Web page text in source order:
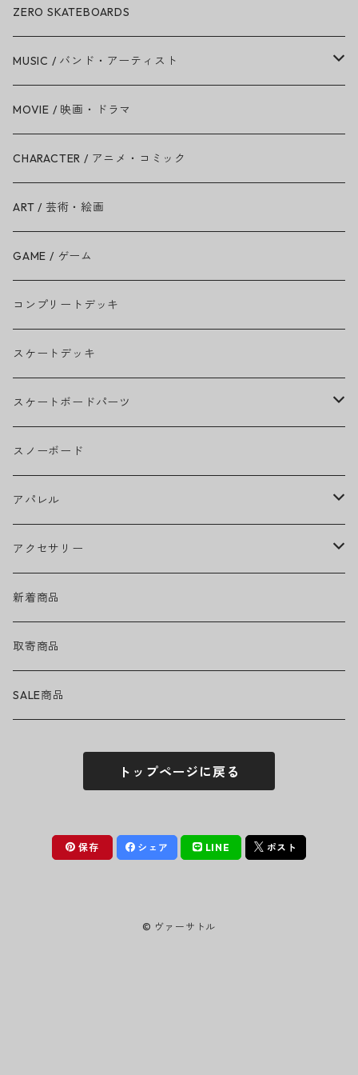
ZERO SKATEBOARDS
MUSIC / バンド・アーティスト
Amy Winehouse
Ariana Grande
BAD RELIGION
BEASTIE BOYS
THE BEATLES
BILLIE EILISH
BOB MARLEY
CAMILA CABELLO
Ed Sheeran
EMINEM
GREEN DAY
GUNS N' ROSES
LADY GAGA
MICHAEL JACKSON
MY CHEMICAL ROMANCE
MOVIE / 映画・ドラマ
CHARACTER / アニメ・コミック
ART / 芸術・絵画
GAME / ゲーム
コンプリートデッキ
スケートデッキ
スケートボードパーツ
グリップテープ
ウィール
ベアリング
トラック
ヘルメット・プロテクター
アクセサリー・小物
スノーボード
アパレル
ヘッドウェア
キャップ
ハット
ネックウェア
トップス
Tシャツ・ロングTシャツ
ボトムス
パンツ・ズボン
アクセサリー
ハードグッズ
バッグ・ポーチ
サングラス
フィギュア
新着商品
取寄商品
SALE商品
トップページに戻る
保存 シェア LINE ポスト
© ヴァーサトル